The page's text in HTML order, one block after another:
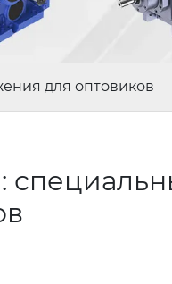
для оптовиков